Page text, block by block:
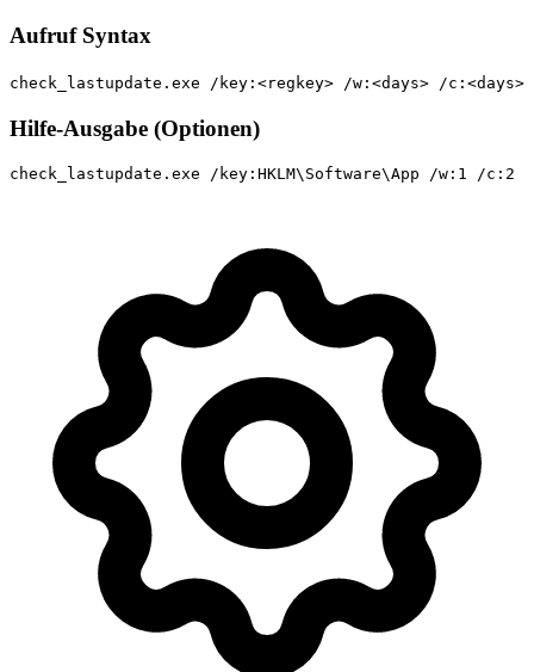
Aufruf Syntax
check_lastupdate.exe /key:<regkey> /w:<days> /c:<days>
Hilfe-Ausgabe (Optionen)
check_lastupdate.exe /key:HKLM\Software\App /w:1 /c:2